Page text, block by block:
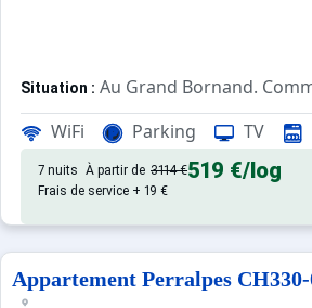
Situation : Au Grand Bornand.
Appartement de particulier :
WiFi Parking TV
7 nuits À partir de 3114 €519 €/log
Frais de service + 19 €
Appartement Perralpes CH330-